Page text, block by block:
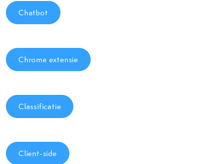
Chatbot
Chrome extensie
Classificatie
Client-side